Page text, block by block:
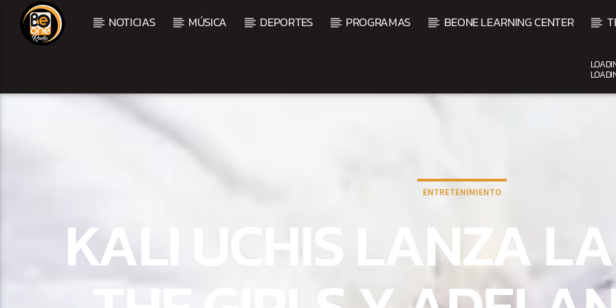
NOTICIAS MÚSICA DEPORTES PROGRAMAS BEONE LEARNING CENTER
ENTRETENIMIENTO
KALI UCHIS LANZA